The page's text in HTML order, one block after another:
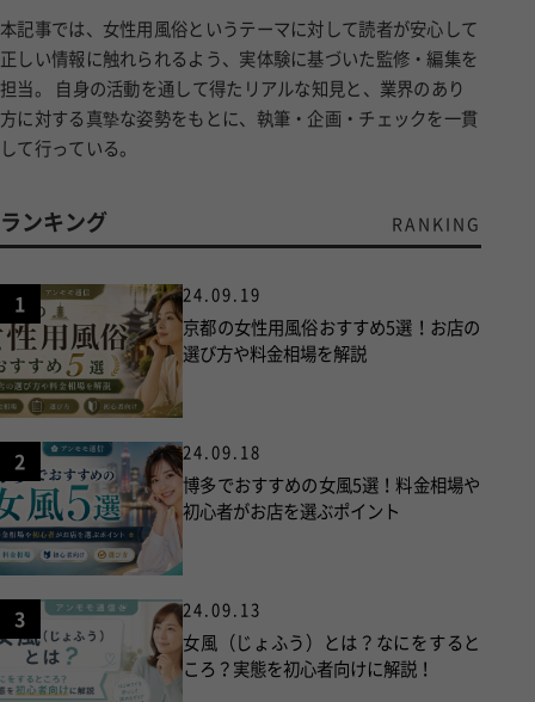
本記事では、女性用風俗というテーマに対して読者が安心して
正しい情報に触れられるよう、実体験に基づいた監修・編集を
担当。 自身の活動を通して得たリアルな知見と、業界のあり
方に対する真摯な姿勢をもとに、執筆・企画・チェックを一貫
して行っている。
ランキング RANKING
1 24.09.19
京都の女性用風俗おすすめ5選！お店の
選び方や料金相場を解説
2 24.09.18
博多でおすすめの女風5選！料金相場や
初心者がお店を選ぶポイント
3 24.09.13
女風（じょふう）とは？なにをすると
ころ？実態を初心者向けに解説！